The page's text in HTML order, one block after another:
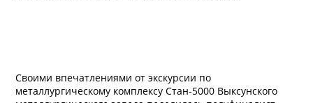
Своими впечатлениями от экскурсии по
металлургическому комплексу Стан-5000 Выксунского